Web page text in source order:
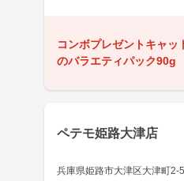
コンボプレゼントキャ
のバラエティパック90g
ペテモ姫路大津店
兵庫県姫路市大津区大津町2-5